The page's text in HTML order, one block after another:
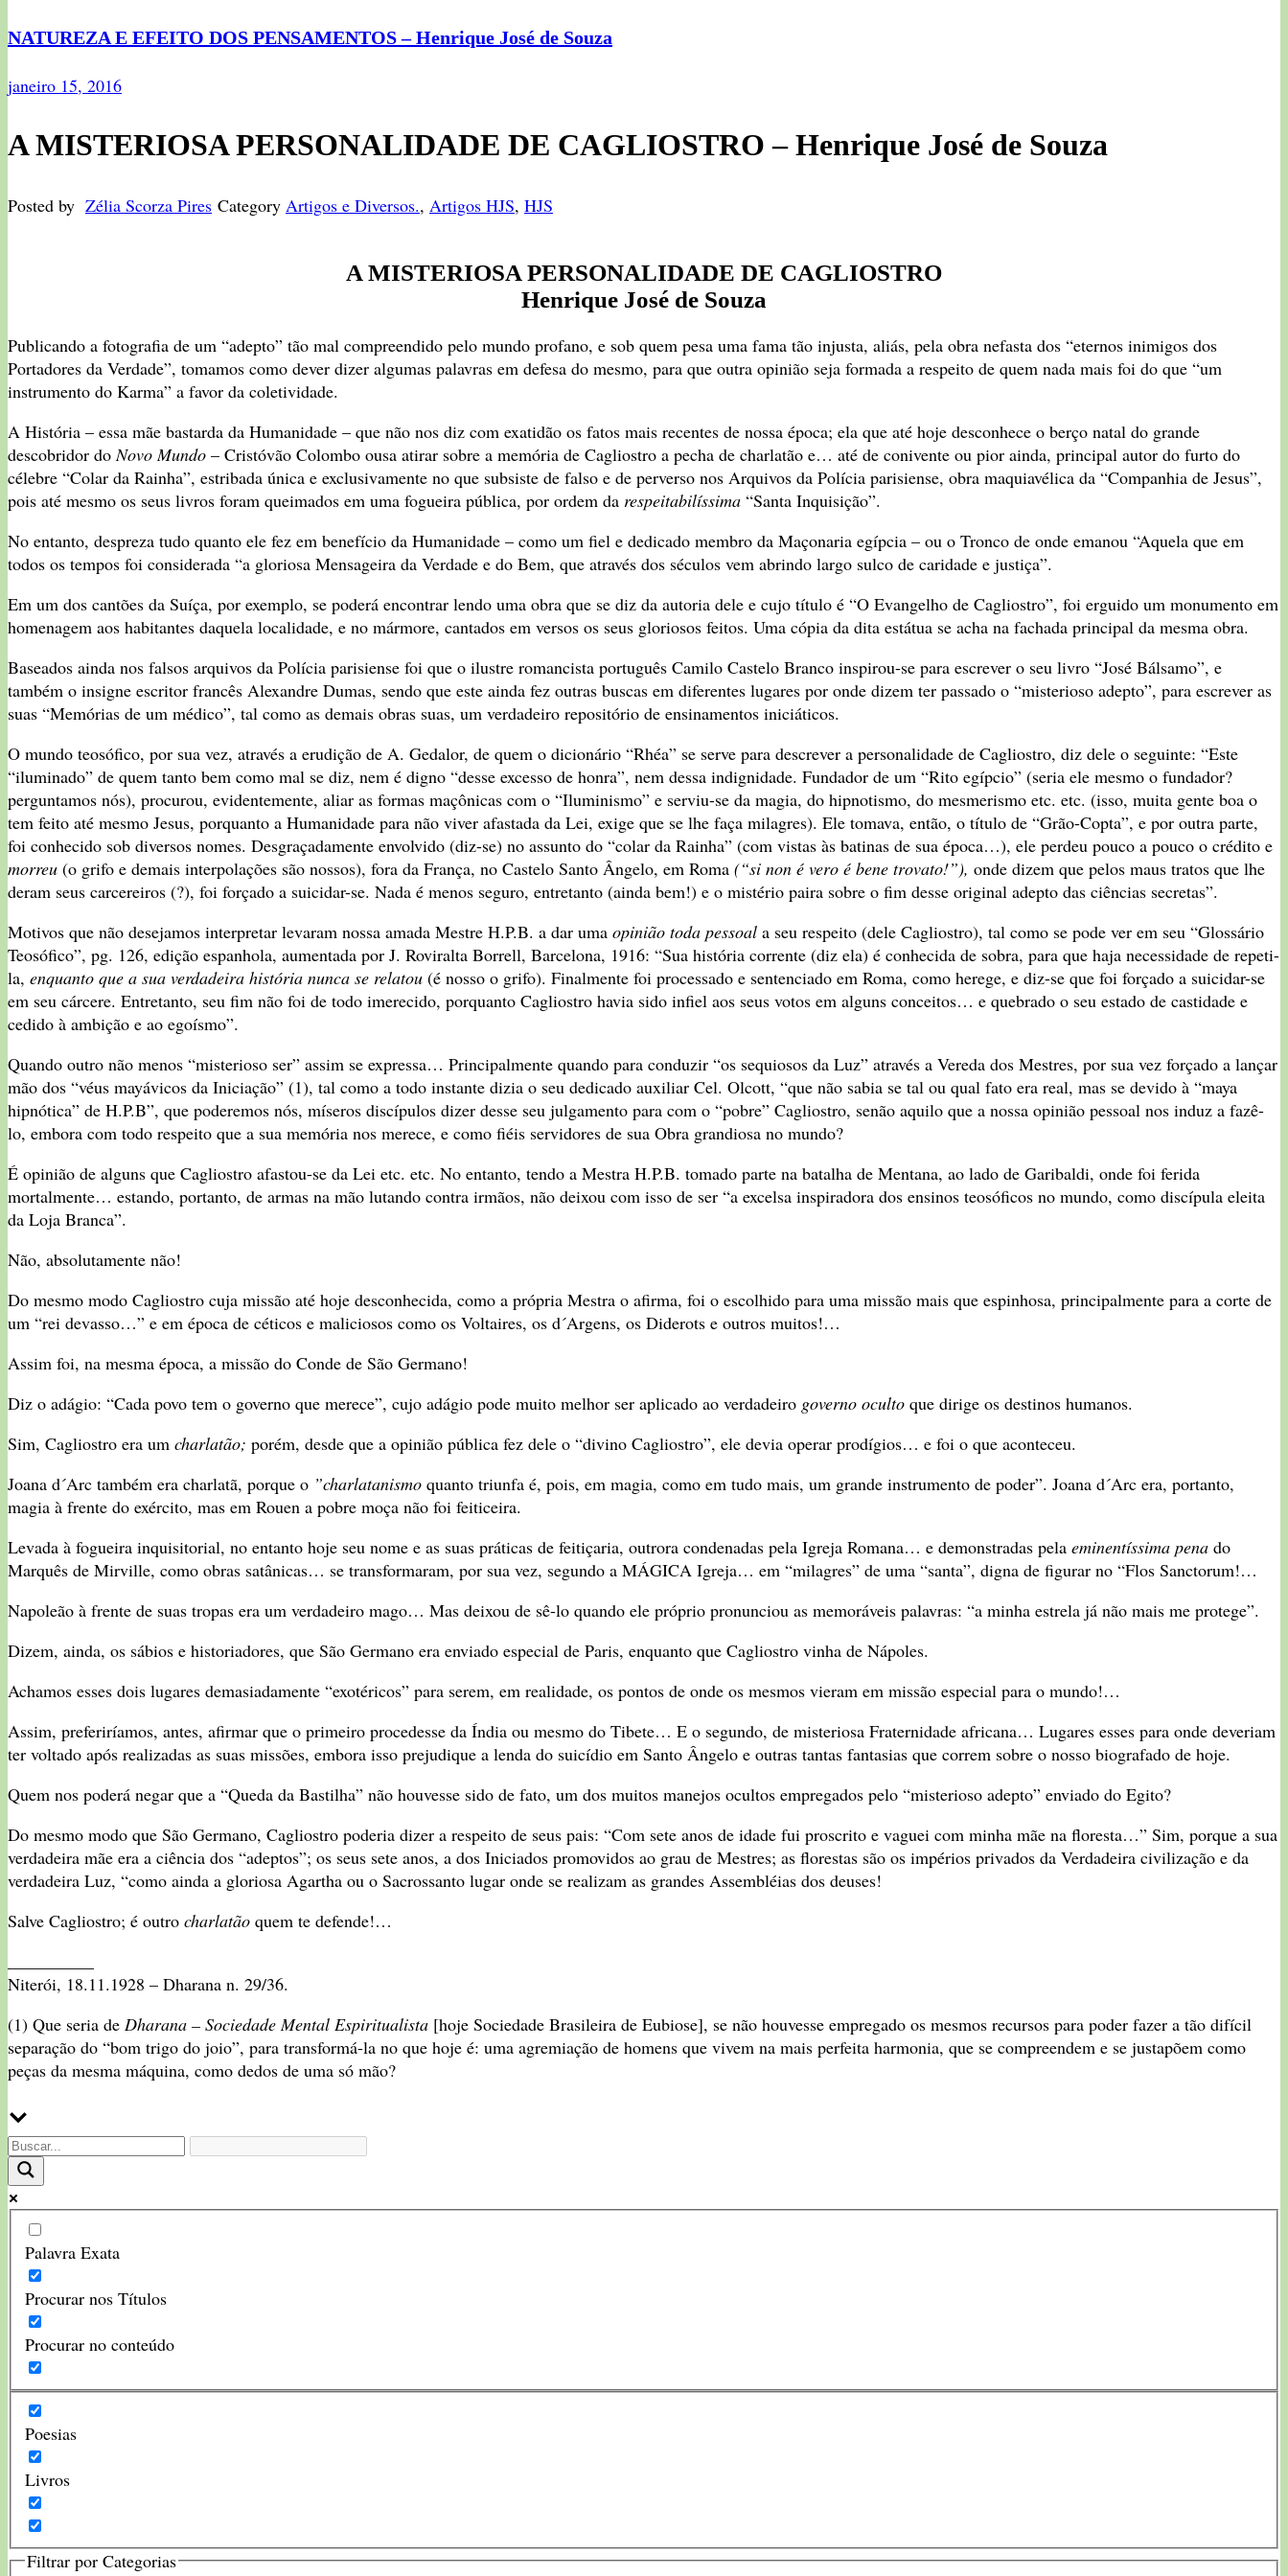
NATUREZA E EFEITO DOS PENSAMENTOS – Henrique José de Souza
janeiro 15, 2016
A MISTERIOSA PERSONALIDADE DE CAGLIOSTRO – Henrique José de Souza
Posted by Zélia Scorza Pires Category Artigos e Diversos., Artigos HJS, HJS
A MISTERIOSA PERSONALIDADE DE CAGLIOSTRO
Henrique José de Souza
Publicando a fotografia de um “adepto” tão mal compreendido pelo mundo profano, e sob quem pesa uma fama tão injusta, aliás, pela obra nefasta dos “eternos inimigos dos
Portadores da Verdade”, tomamos como dever dizer algumas palavras em defesa do mesmo, para que outra opinião seja formada a respeito de quem nada mais foi do que “um
instrumento do Karma” a favor da coletividade.
A História – essa mãe bastarda da Humanidade – que não nos diz com exatidão os fatos mais recentes de nossa época; ela que até hoje desconhece o berço natal do grande
descobridor do Novo Mundo – Cristóvão Colombo ousa atirar sobre a memória de Cagliostro a pecha de charlatão e… até de conivente ou pior ainda, principal autor do furto do
célebre “Colar da Rainha”, estribada única e exclusivamente no que subsiste de falso e de perverso nos Arquivos da Polícia parisiense, obra maquiavélica da “Companhia de Jesus”,
pois até mesmo os seus livros foram queimados em uma fogueira pública, por ordem da respeitabilíssima “Santa Inquisição”.
No entanto, despreza tudo quanto ele fez em benefício da Humanidade – como um fiel e dedicado membro da Maçonaria egípcia – ou o Tronco de onde emanou “Aquela que em
todos os tempos foi considerada “a gloriosa Mensageira da Verdade e do Bem, que através dos séculos vem abrindo largo sulco de caridade e justiça”.
Em um dos cantões da Suíça, por exemplo, se poderá encontrar lendo uma obra que se diz da autoria dele e cujo título é “O Evangelho de Cagliostro”, foi erguido um monumento em
homenagem aos habitantes daquela localidade, e no mármore, cantados em versos os seus gloriosos feitos. Uma cópia da dita estátua se acha na fachada principal da mesma obra.
Baseados ainda nos falsos arquivos da Polícia parisiense foi que o ilustre romancista português Camilo Castelo Branco inspirou-se para escrever o seu livro “José Bálsamo”, e
também o insigne escritor francês Alexandre Dumas, sendo que este ainda fez outras buscas em diferentes lugares por onde dizem ter passado o “misterioso adepto”, para escrever as
suas “Memórias de um médico”, tal como as demais obras suas, um verdadeiro repositório de ensinamentos iniciáticos.
O mundo teosófico, por sua vez, através a erudição de A. Gedalor, de quem o dicionário “Rhéa” se serve para descrever a personalidade de Cagliostro, diz dele o seguinte: “Este
“iluminado” de quem tanto bem como mal se diz, nem é digno “desse excesso de honra”, nem dessa indignidade. Fundador de um “Rito egípcio” (seria ele mesmo o fundador?
perguntamos nós), procurou, evidentemente, aliar as formas maçônicas com o “Iluminismo” e serviu-se da magia, do hipnotismo, do mesmerismo etc. etc. (isso, muita gente boa o
tem feito até mesmo Jesus, porquanto a Humanidade para não viver afastada da Lei, exige que se lhe faça milagres). Ele tomava, então, o título de “Grão-Copta”, e por outra parte,
foi conhecido sob diversos nomes. Desgraçadamente envolvido (diz-se) no assunto do “colar da Rainha” (com vistas às batinas de sua época…), ele perdeu pouco a pouco o crédito e
morreu (o grifo e demais interpolações são nossos), fora da França, no Castelo Santo Ângelo, em Roma (“si non é vero é bene trovato!”), onde dizem que pelos maus tratos que lhe
deram seus carcereiros (?), foi forçado a suicidar-se. Nada é menos seguro, entretanto (ainda bem!) e o mistério paira sobre o fim desse original adepto das ciências secretas”.
Motivos que não desejamos interpretar levaram nossa amada Mestre H.P.B. a dar uma opinião toda pessoal a seu respeito (dele Cagliostro), tal como se pode ver em seu “Glossário
Teosófico”, pg. 126, edição espanhola, aumentada por J. Roviralta Borrell, Barcelona, 1916: “Sua história corrente (diz ela) é conhecida de sobra, para que haja necessidade de repeti-
la, enquanto que a sua verdadeira história nunca se relatou (é nosso o grifo). Finalmente foi processado e sentenciado em Roma, como herege, e diz-se que foi forçado a suicidar-se
em seu cárcere. Entretanto, seu fim não foi de todo imerecido, porquanto Cagliostro havia sido infiel aos seus votos em alguns conceitos… e quebrado o seu estado de castidade e
cedido à ambição e ao egoísmo”.
Quando outro não menos “misterioso ser” assim se expressa… Principalmente quando para conduzir “os sequiosos da Luz” através a Vereda dos Mestres, por sua vez forçado a lançar
mão dos “véus mayávicos da Iniciação” (1), tal como a todo instante dizia o seu dedicado auxiliar Cel. Olcott, “que não sabia se tal ou qual fato era real, mas se devido à “maya
hipnótica” de H.P.B”, que poderemos nós, míseros discípulos dizer desse seu julgamento para com o “pobre” Cagliostro, senão aquilo que a nossa opinião pessoal nos induz a fazê-
lo, embora com todo respeito que a sua memória nos merece, e como fiéis servidores de sua Obra grandiosa no mundo?
É opinião de alguns que Cagliostro afastou-se da Lei etc. etc. No entanto, tendo a Mestra H.P.B. tomado parte na batalha de Mentana, ao lado de Garibaldi, onde foi ferida
mortalmente… estando, portanto, de armas na mão lutando contra irmãos, não deixou com isso de ser “a excelsa inspiradora dos ensinos teosóficos no mundo, como discípula eleita
da Loja Branca”.
Não, absolutamente não!
Do mesmo modo Cagliostro cuja missão até hoje desconhecida, como a própria Mestra o afirma, foi o escolhido para uma missão mais que espinhosa, principalmente para a corte de
um “rei devasso…” e em época de céticos e maliciosos como os Voltaires, os d´Argens, os Diderots e outros muitos!…
Assim foi, na mesma época, a missão do Conde de São Germano!
Diz o adágio: “Cada povo tem o governo que merece”, cujo adágio pode muito melhor ser aplicado ao verdadeiro governo oculto que dirige os destinos humanos.
Sim, Cagliostro era um charlatão; porém, desde que a opinião pública fez dele o “divino Cagliostro”, ele devia operar prodígios… e foi o que aconteceu.
Joana d´Arc também era charlatã, porque o ”charlatanismo quanto triunfa é, pois, em magia, como em tudo mais, um grande instrumento de poder”. Joana d´Arc era, portanto,
magia à frente do exército, mas em Rouen a pobre moça não foi feiticeira.
Levada à fogueira inquisitorial, no entanto hoje seu nome e as suas práticas de feitiçaria, outrora condenadas pela Igreja Romana… e demonstradas pela eminentíssima pena do
Marquês de Mirville, como obras satânicas… se transformaram, por sua vez, segundo a MÁGICA Igreja… em “milagres” de uma “santa”, digna de figurar no “Flos Sanctorum!…
Napoleão à frente de suas tropas era um verdadeiro mago… Mas deixou de sê-lo quando ele próprio pronunciou as memoráveis palavras: “a minha estrela já não mais me protege”.
Dizem, ainda, os sábios e historiadores, que São Germano era enviado especial de Paris, enquanto que Cagliostro vinha de Nápoles.
Achamos esses dois lugares demasiadamente “exotéricos” para serem, em realidade, os pontos de onde os mesmos vieram em missão especial para o mundo!…
Assim, preferiríamos, antes, afirmar que o primeiro procedesse da Índia ou mesmo do Tibete… E o segundo, de misteriosa Fraternidade africana… Lugares esses para onde deveriam
ter voltado após realizadas as suas missões, embora isso prejudique a lenda do suicídio em Santo Ângelo e outras tantas fantasias que correm sobre o nosso biografado de hoje.
Quem nos poderá negar que a “Queda da Bastilha” não houvesse sido de fato, um dos muitos manejos ocultos empregados pelo “misterioso adepto” enviado do Egito?
Do mesmo modo que São Germano, Cagliostro poderia dizer a respeito de seus pais: “Com sete anos de idade fui proscrito e vaguei com minha mãe na floresta…” Sim, porque a sua
verdadeira mãe era a ciência dos “adeptos”; os seus sete anos, a dos Iniciados promovidos ao grau de Mestres; as florestas são os impérios privados da Verdadeira civilização e da
verdadeira Luz, “como ainda a gloriosa Agartha ou o Sacrossanto lugar onde se realizam as grandes Assembléias dos deuses!
Salve Cagliostro; é outro charlatão quem te defende!…
Niterói, 18.11.1928 – Dharana n. 29/36.
(1) Que seria de Dharana – Sociedade Mental Espiritualista [hoje Sociedade Brasileira de Eubiose], se não houvesse empregado os mesmos recursos para poder fazer a tão difícil
separação do “bom trigo do joio”, para transformá-la no que hoje é: uma agremiação de homens que vivem na mais perfeita harmonia, que se compreendem e se justapõem como
peças da mesma máquina, como dedos de uma só mão?
Palavra Exata
Procurar nos Títulos
Procurar no conteúdo
Poesias
Livros
Filtrar por Categorias